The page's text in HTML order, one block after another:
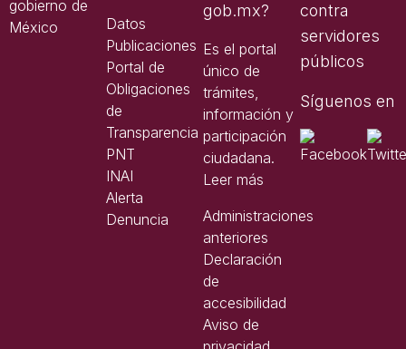
Datos
Publicaciones
Portal de
Obligaciones
de
Transparencia
PNT
INAI
Alerta
Denuncia
gob.mx?
Es el portal
único de
trámites,
información y
participación
ciudadana.
Leer más
Administraciones
anteriores
Declaración
de
accesibilidad
Aviso de
contra
servidores
públicos
Síguenos en